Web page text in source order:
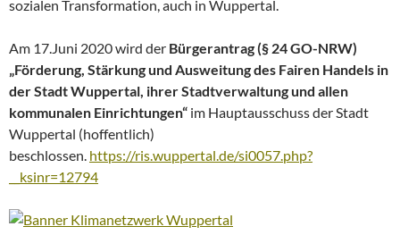
sozialen Transformation, auch in Wuppertal.
Am 17.Juni 2020 wird der Bürgerantrag (§ 24 GO-NRW)
„Förderung, Stärkung und Ausweitung des Fairen Handels in
der Stadt Wuppertal, ihrer Stadtverwaltung und allen
kommunalen Einrichtungen“ im Hauptausschuss der Stadt
Wuppertal (hoffentlich)
beschlossen. https://ris.wuppertal.de/si0057.php?
__ksinr=12794